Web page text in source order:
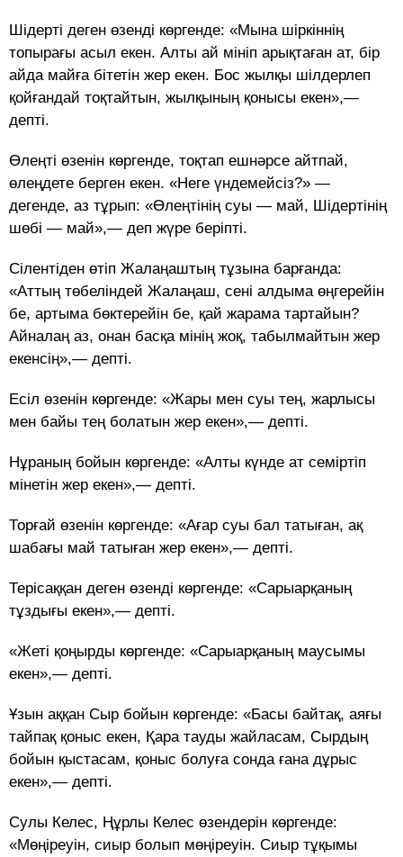
Шідерті деген өзенді көргенде: «Мына шіркіннің
топырағы асыл екен. Алты ай мініп арықтаған ат, бір
айда майға бітетін жер екен. Бос жылқы шілдерлеп
қойғандай тоқтайтын, жылқының қонысы екен»,—
депті.
Өлеңті өзенін көргенде, тоқтап ешнәрсе айтпай,
өлеңдете берген екен. «Неге үндемейсіз?» —
дегенде, аз тұрып: «Өлеңтінің суы — май, Шідертінің
шөбі — май»,— деп жүре беріпті.
Сілентіден өтіп Жалаңаштың тұзына барғанда:
«Аттың төбеліндей Жалаңаш, сені алдыма өңгерейін
бе, артыма бөктерейін бе, қай жарама тартайын?
Айналаң аз, онан басқа мінің жоқ, табылмайтын жер
екенсің»,— депті.
Есіл өзенін көргенде: «Жары мен суы тең, жарлысы
мен байы тең болатын жер екен»,— депті.
Нұраның бойын көргенде: «Алты күнде ат семіртіп
мінетін жер екен»,— депті.
Торғай өзенін көргенде: «Ағар суы бал татыған, ақ
шабағы май татыған жер екен»,— депті.
Терісаққан деген өзенді көргенде: «Сарыарқаның
тұздығы екен»,— депті.
«Жеті қоңырды көргенде: «Сарыарқаның маусымы
екен»,— депті.
Ұзын аққан Сыр бойын көргенде: «Басы байтақ, аяғы
тайпақ қоныс екен, Қара тауды жайласам, Сырдың
бойын қыстасам, қоныс болуға сонда ғана дұрыс
екен»,— депті.
Сулы Келес, Ңұрлы Келес өзендерін көргенде:
«Мөңіреуін, сиыр болып мөңіреуін. Сиыр тұқымы